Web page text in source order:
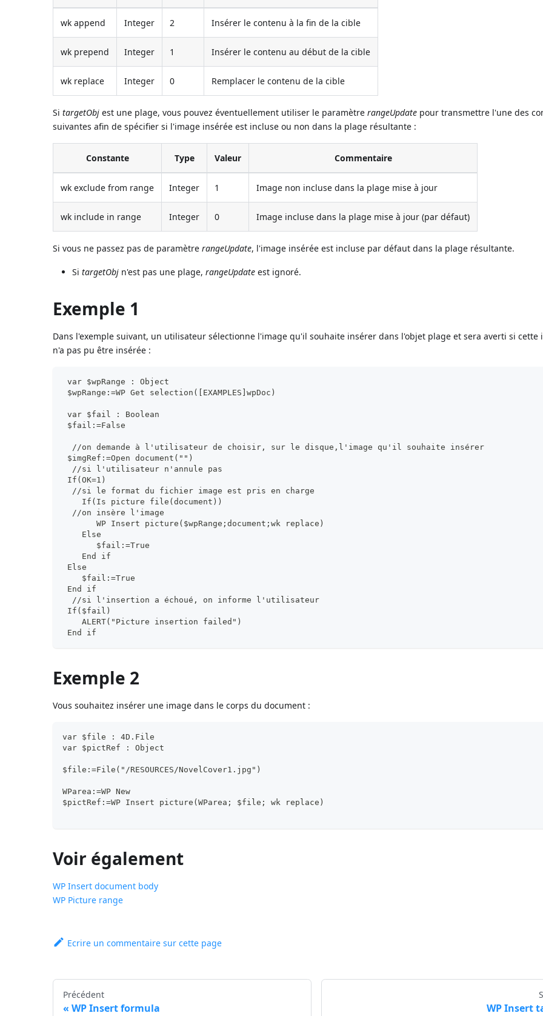
wk append Integer 2 Insérer le contenu à la fin de la cible
wk prepend Integer 1 Insérer le contenu au début de la cible
wk replace Integer 0 Remplacer le contenu de la cible
SitargetObj est une plage, vous pouvez éventuellement utiliser le paramètrerangeUpdate pour transmettre l'une des
suivantes afin de spécifier si l'image insérée est incluse ou non dans la plage résultante :
Constante Type Valeur Commentaire
wk exclude from range Integer 1 Image non incluse dans la plage mise à jour
wk include in range Integer 0 Image incluse dans la plage mise à jour (par défaut)
Si vous ne passez pas de paramètrerangeUpdate, l'image insérée est incluse par défaut dans la plage résultante.
SitargetObj n'est pas une plage,rangeUpdate est ignoré.
Exemple 1
Dans l'exemple suivant, un utilisateur sélectionne l'image qu'il souhaite insérer dans l'objet plage et sera averti si cette
n'a pas pu être insérée :
var $wpRange : Object
$wpRange:=WP Get selection([EXAMPLES]wpDoc)
var $fail : Boolean
$fail:=False
  //on demande à l'utilisateur de choisir, sur le disque,l'image qu'il souhaite insérer
$imgRef:=Open document("")
  //si l'utilisateur n'annule pas
If(OK=1)
  //si le format du fichier image est pris en charge
    If(Is picture file(document))
  //on insère l'image
       WP Insert picture($wpRange;document;wk replace)
    Else
       $fail:=True
    End if
Else
    $fail:=True
End if
  //si l'insertion a échoué, on informe l'utilisateur
If($fail)
    ALERT("Picture insertion failed")
End if
Exemple 2
Vous souhaitez insérer une image dans le corps du document :
var $file : 4D.File
var $pictRef : Object
$file:=File("/RESOURCES/NovelCover1.jpg")
WParea:=WP New
$pictRef:=WP Insert picture(WParea; $file; wk replace)
Voir également
WP Insert document body
WP Picture range
Ecrire un commentaire sur cette page
Précédent
WP Insert formula WP Insert